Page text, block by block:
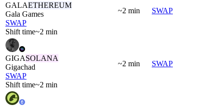
GALAETHEREUM
Gala Games
SWAP
Shift time~2 min
~2 min SWAP
GIGASOLANA
Gigachad
SWAP
Shift time~2 min
~2 min SWAP